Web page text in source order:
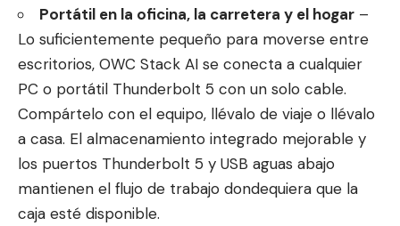
Portátil en la oficina, la carretera y el hogar –
Lo suficientemente pequeño para moverse entre
escritorios, OWC Stack AI se conecta a cualquier
PC o portátil Thunderbolt 5 con un solo cable.
Compártelo con el equipo, llévalo de viaje o llévalo
a casa. El almacenamiento integrado mejorable y
los puertos Thunderbolt 5 y USB aguas abajo
mantienen el flujo de trabajo dondequiera que la
caja esté disponible.